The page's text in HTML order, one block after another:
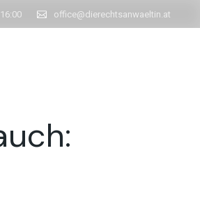
office@dierechtsanwaeltin.at